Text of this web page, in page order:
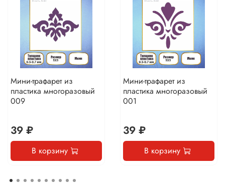
Мини-трафарет из
пластика многоразовый
009
39 ₽
В корзину
Мини-трафарет из
пластика многоразовый
001
39 ₽
В корзину